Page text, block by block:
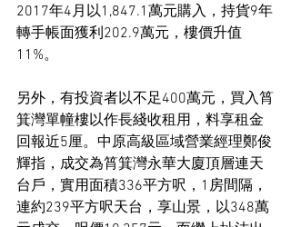
2017年4月以1,847.1萬元購入，持貨9年
轉手帳面獲利202.9萬元，樓價升值
11%。
另外，有投資者以不足400萬元，買入筲
箕灣單幢樓以作長綫收租用，料享租金
回報近5厘。中原高級區域營業經理鄭俊
輝指，成交為筲箕灣永華大廈頂層連天
台戶，實用面積336平方呎，1房間隔，
連約239平方呎天台，享山景，以348萬